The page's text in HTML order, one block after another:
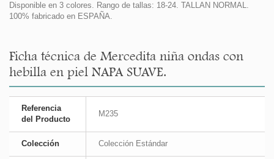
Disponible en 3 colores. Rango de tallas: 18-24. TALLAN NORMAL.
100% fabricado en ESPAÑA.
Ficha técnica de Mercedita niña ondas con
hebilla en piel NAPA SUAVE.
Referencia
del Producto
M235
Colección Colección Estándar